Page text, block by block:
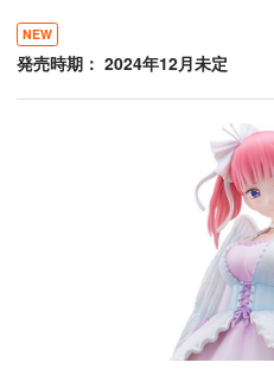
NEW
発売時期： 2024年12月未定